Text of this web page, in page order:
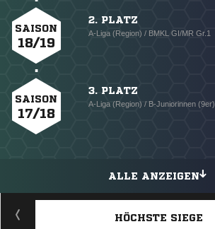
SAISON
18/19
2. PLATZ
A-Liga (Region) / BMKL GI/MR Gr.1
SAISON
17/18
3. PLATZ
A-Liga (Region) / B-Juniorinnen (9er)
ALLE ANZEIGEN
HÖCHSTE SIEGE